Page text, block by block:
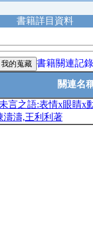
書籍詳目資料
書籍關連記錄
關連名
言之語:表情x眼睛x
濤濤,王利利著